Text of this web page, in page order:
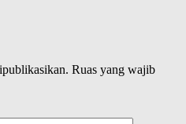
Ruas yang wajib